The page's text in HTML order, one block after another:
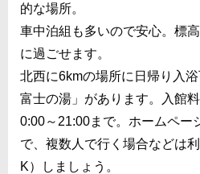
的な場所。
車中泊組も多いので安心。標
に過ごせます。
北西に6kmの場所に日帰り入
富士の湯」があります。入館
0:00～21:00まで。ホームペー
で、複数人で行く場合などは
K）しましょう。